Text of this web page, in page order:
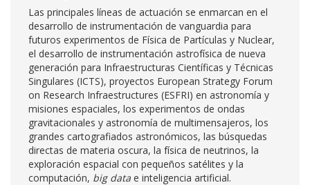
Las principales líneas de actuación se enmarcan en el
desarrollo de instrumentación de vanguardia para
futuros experimentos de Física de Partículas y Nuclear,
el desarrollo de instrumentación astrofísica de nueva
generación para Infraestructuras Científicas y Técnicas
Singulares (ICTS), proyectos European Strategy Forum
on Research Infraestructures (ESFRI) en astronomía y
misiones espaciales, los experimentos de ondas
gravitacionales y astronomía de multimensajeros, los
grandes cartografiados astronómicos, las búsquedas
directas de materia oscura, la física de neutrinos, la
exploración espacial con pequeños satélites y la
computación, big data e inteligencia artificial.